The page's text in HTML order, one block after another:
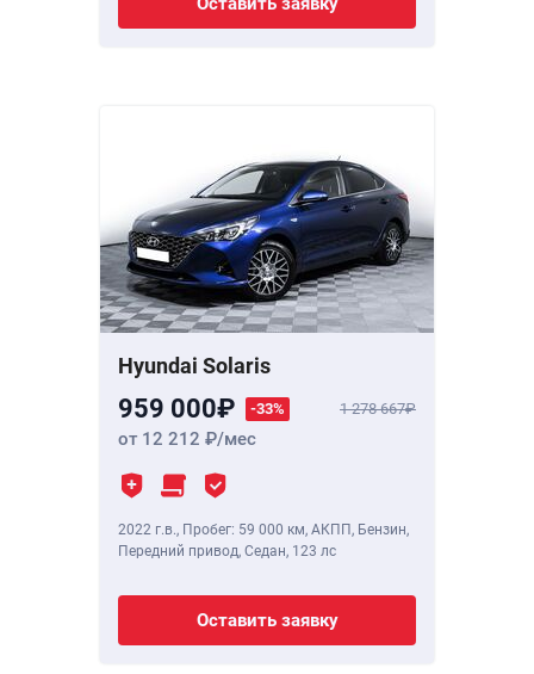
Hyundai Solaris
959 000 -33% 1 278 667
от 12 212 /мес
2022 г.в., Пробег: 59 000 км, АКПП, Бензин,
Передний привод, Седан, 123 лс
Оставить заявку